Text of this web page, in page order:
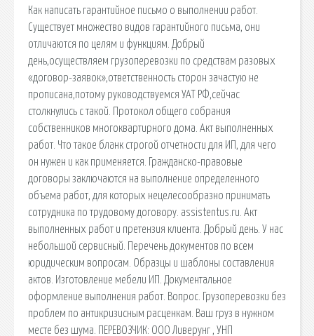
Как написать гарантийное письмо о выполнении работ.
Существует множество видов гарантийного письма, они
отличаются по целям и функциям. Добрый
день,осуществляем грузоперевозки по средствам разовых
«договор-заявок»,ответственность сторон зачастую не
прописана,потому руководствуемся УАТ РФ,сейчас
столкнулись с такой. Протокол общего собрания
собственников многоквартирного дома. Акт выполненных
работ. Что такое бланк строгой отчетности для ИП, для чего
он нужен и как применяется. Гражданско-правовые
договоры заключаются на выполнение определенного
объема работ, для которых нецелесообразно принимать
сотрудника по трудовому договору. assistentus.ru. Акт
выполненных работ и претензия клиента. Добрый день. У нас
небольшой сервисный. Перечень документов по всем
юридическим вопросам. Образцы и шаблоны составления
актов. Изготовление мебели ИП. Документальное
оформление выполнения работ. Вопрос. Грузоперевозки без
проблем по антикризисным расценкам. Ваш груз в нужном
месте без шума. ПЕРЕВОЗЧИК: ООО Ливерунг , УНП